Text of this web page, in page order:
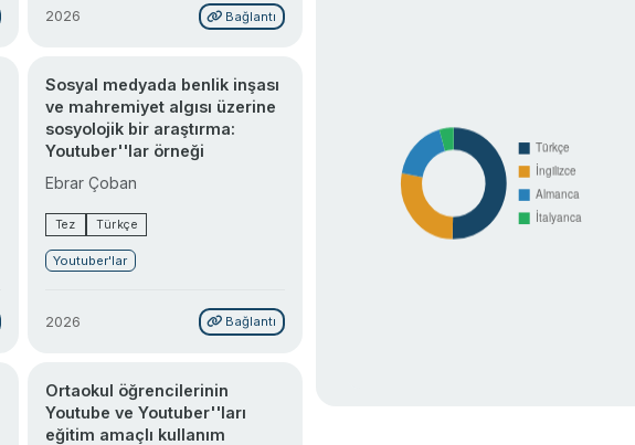
2026 Bağlantı
Sosyal medyada benlik inşası
ve mahremiyet algısı üzerine
sosyolojik bir araştırma:
Youtuber''lar örneği
Ebrar Çoban
Tez Türkçe
Youtuber'lar
2026 Bağlantı
Ortaokul öğrencilerinin
Youtube ve Youtuber''ları
eğitim amaçlı kullanım